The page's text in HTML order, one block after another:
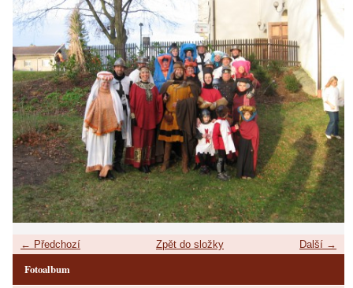
← Předchozí Další →
Zpět do složky
Fotoalbum